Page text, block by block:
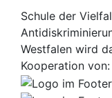
Schule der
Westfalen wird
Kooperation von: